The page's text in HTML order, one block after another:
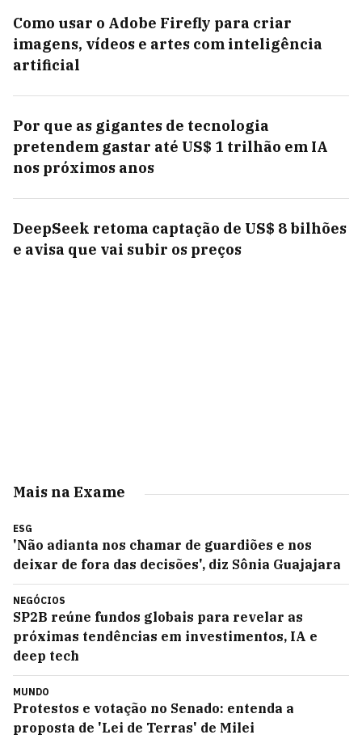
Como usar o Adobe Firefly para criar
imagens, vídeos e artes com inteligência
artificial
Por que as gigantes de tecnologia
pretendem gastar até US$ 1 trilhão em IA
nos próximos anos
DeepSeek retoma captação de US$ 8 bilhões
e avisa que vai subir os preços
Mais na Exame
ESG
'Não adianta nos chamar de guardiões e nos
deixar de fora das decisões', diz Sônia Guajajara
NEGÓCIOS
SP2B reúne fundos globais para revelar as
próximas tendências em investimentos, IA e
deep tech
MUNDO
Protestos e votação no Senado: entenda a
proposta de 'Lei de Terras' de Milei